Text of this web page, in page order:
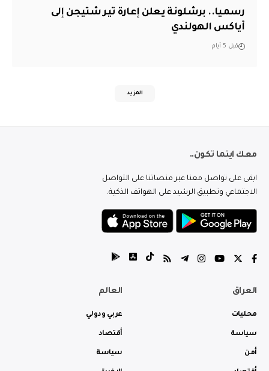
رسميا.. برشلونة يعلن إعارة تير شتيجن إلى
أياكس الهولندي
قبل 5 أيام
المزيد
معك اينما تكون..
ابقى على تواصل معنا عبر منصاتنا على التواصل
الاجتماعي وتطبيق الرشيد على الهواتف الذكية.
العراق
محليات
سياسة
أمن
العالم
عربي ودولي
أقتصاد
سياسة